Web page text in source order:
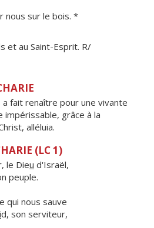
nous sur le bois. *
et au Saint-Esprit. R/
a fait renaître pour une vivante
impérissable, grâce à la
alléluia.
(LC 1)
le Dieu d'Israël,
peuple.
qui nous sauve
id, son serviteur,